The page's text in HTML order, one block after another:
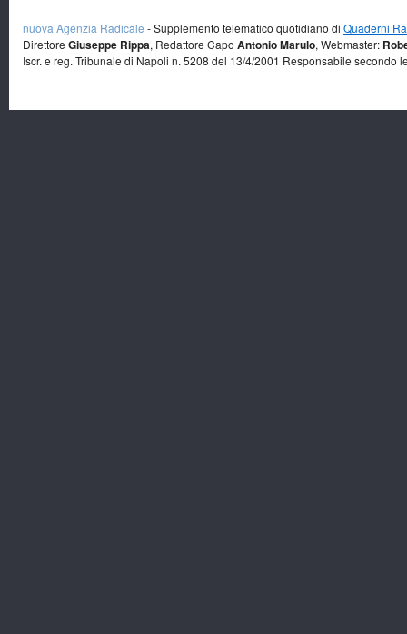
nuova Agenzia Radicale - Supplemento telematico quotidiano di Quaderni
Direttore Giuseppe Rippa, Redattore Capo Antonio Marulo, Webmaster:
Iscr. e reg. Tribunale di Napoli n. 5208 del 13/4/2001 Responsabile secondo